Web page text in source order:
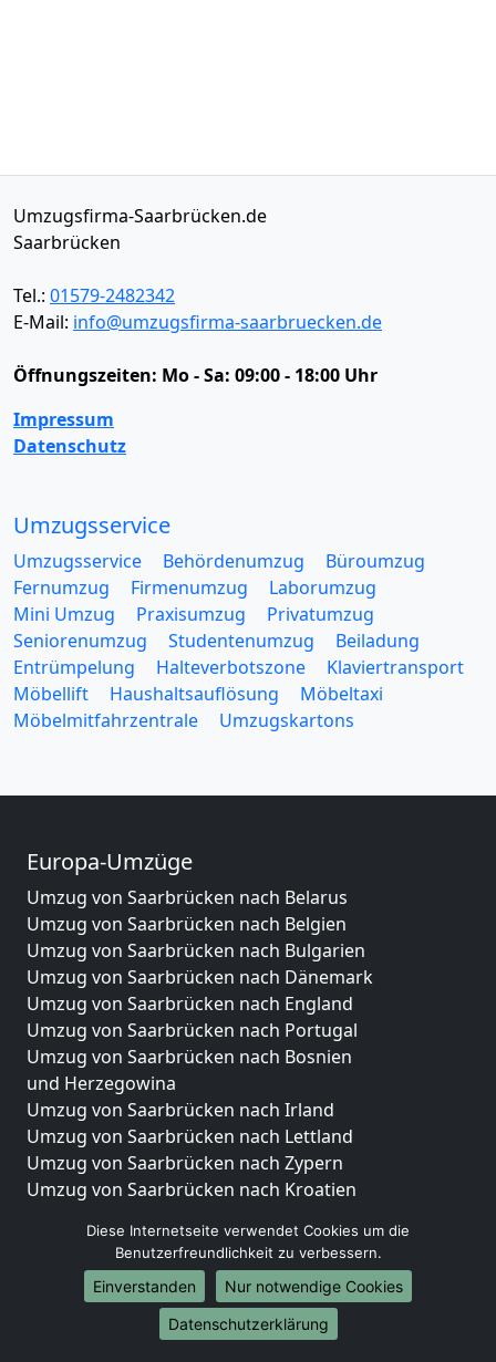
Umzugsfirma-Saarbrücken.de
Saarbrücken
Tel.: 01579-2482342
E-Mail: info@umzugsfirma-saarbruecken.de
Öffnungszeiten: Mo - Sa: 09:00 - 18:00 Uhr
Impressum
Datenschutz
Umzugsservice
Umzugsservice Behördenumzug
Büroumzug
Fernumzug
Firmenumzug
Laborumzug
Mini Umzug
Praxisumzug
Privatumzug
Seniorenumzug
Studentenumzug
Beiladung
Entrümpelung
Halteverbotszone
Klaviertransport
Möbellift
Haushaltsauflösung
Möbeltaxi
Möbelmitfahrzentrale
Umzugskartons
Europa-Umzüge
Umzug von Saarbrücken nach Belarus
Umzug von Saarbrücken nach Belgien
Umzug von Saarbrücken nach Bulgarien
Umzug von Saarbrücken nach Dänemark
Umzug von Saarbrücken nach England
Umzug von Saarbrücken nach Portugal
Umzug von Saarbrücken nach Bosnien
und Herzegowina
Umzug von Saarbrücken nach Irland
Umzug von Saarbrücken nach Lettland
Umzug von Saarbrücken nach Zypern
Umzug von Saarbrücken nach Kroatien
Umzug von Saarbrücken nach Finnland
Umzug von Saarbrücken nach Frankreich
Umzug von Saarbrücken nach Griechenland
Umzug von Saarbrücken nach Italien
Umzug von Saarbrücken nach Liechtenstein
Diese Internetseite verwendet Cookies um die
Benutzerfreundlichkeit zu verbessern.
Einverstanden
Nur notwendige Cookies
Datenschutzerklärung